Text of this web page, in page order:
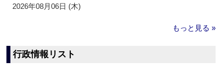
2026年08月06日 (木)
もっと見る »
行政情報リスト